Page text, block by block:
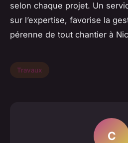
selon chaque projet. Un
sur l’expertise, favorise la
pérenne de tout chantier à
Travaux
C